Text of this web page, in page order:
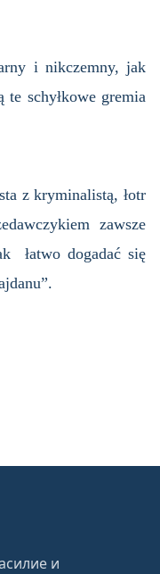
i nikczemny, jak
te schyłkowe gremia
z kryminalistą, łotr
zawsze
łatwo dogadać się
и